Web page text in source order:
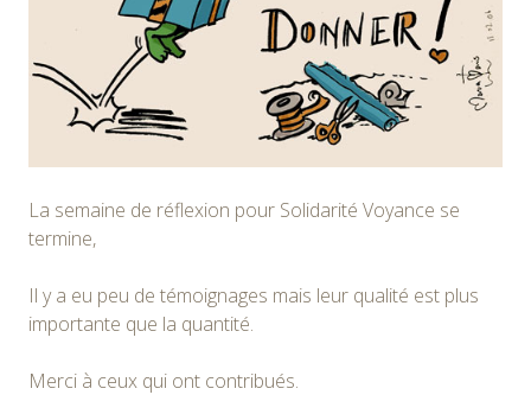
La semaine de réflexion pour Solidarité Voyance se
termine,
Il y a eu peu de témoignages mais leur qualité est plus
importante que la quantité.
Merci à ceux qui ont contribués.